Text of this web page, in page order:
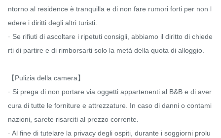
ntorno al residence è tranquilla e di non fare rumori forti per non l
edere i diritti degli altri turisti.
· Se rifiuti di ascoltare i ripetuti consigli, abbiamo il diritto di chiede
rti di partire e di rimborsarti solo la metà della quota di alloggio.
【Pulizia della camera】
· Si prega di non portare via oggetti appartenenti al B&B e di aver
cura di tutte le forniture e attrezzature. In caso di danni o contami
nazioni, sarete risarciti al prezzo corrente.
· Al fine di tutelare la privacy degli ospiti, durante i soggiorni prolu